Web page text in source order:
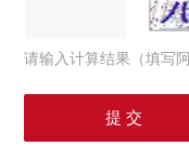
请输入计算结果（填写